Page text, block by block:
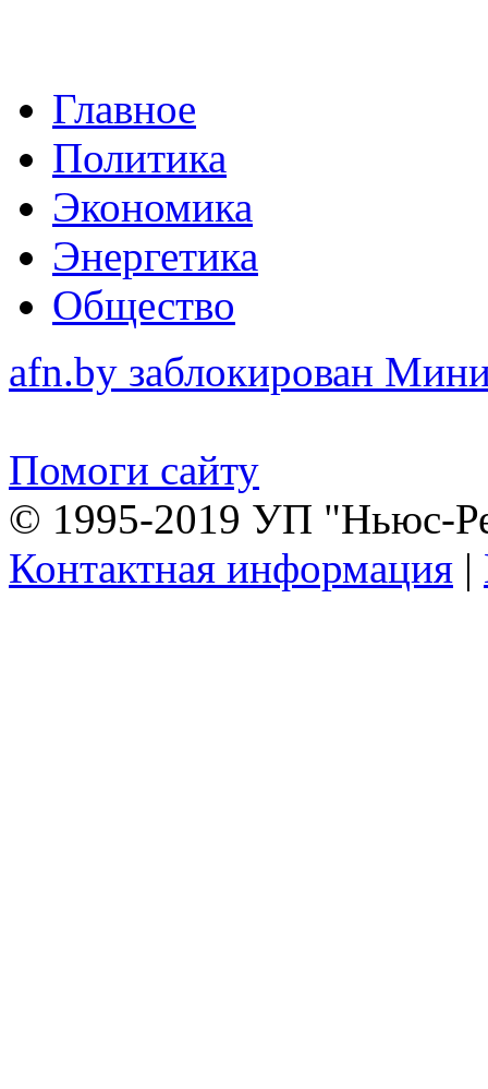
Главное
Политика
Экономика
Энергетика
Общество
afn.by заблокирован
Помоги сайту
© 1995-2019 УП "Ньюс-
Контактная информация |